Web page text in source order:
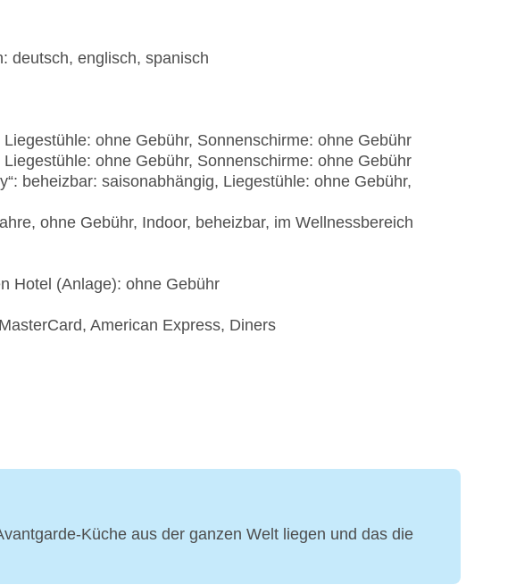
deutsch, englisch, spanisch
ohne Gebühr, Sonnenschirme: ohne Gebühr
ohne Gebühr, Sonnenschirme: ohne Gebühr
beheizbar: saisonabhängig, Liegestühle: ohne Gebühr,
ohne Gebühr, Indoor, beheizbar, im Wellnessbereich
Hotel (Anlage): ohne Gebühr
American Express, Diners
Küche aus der ganzen Welt liegen und das die